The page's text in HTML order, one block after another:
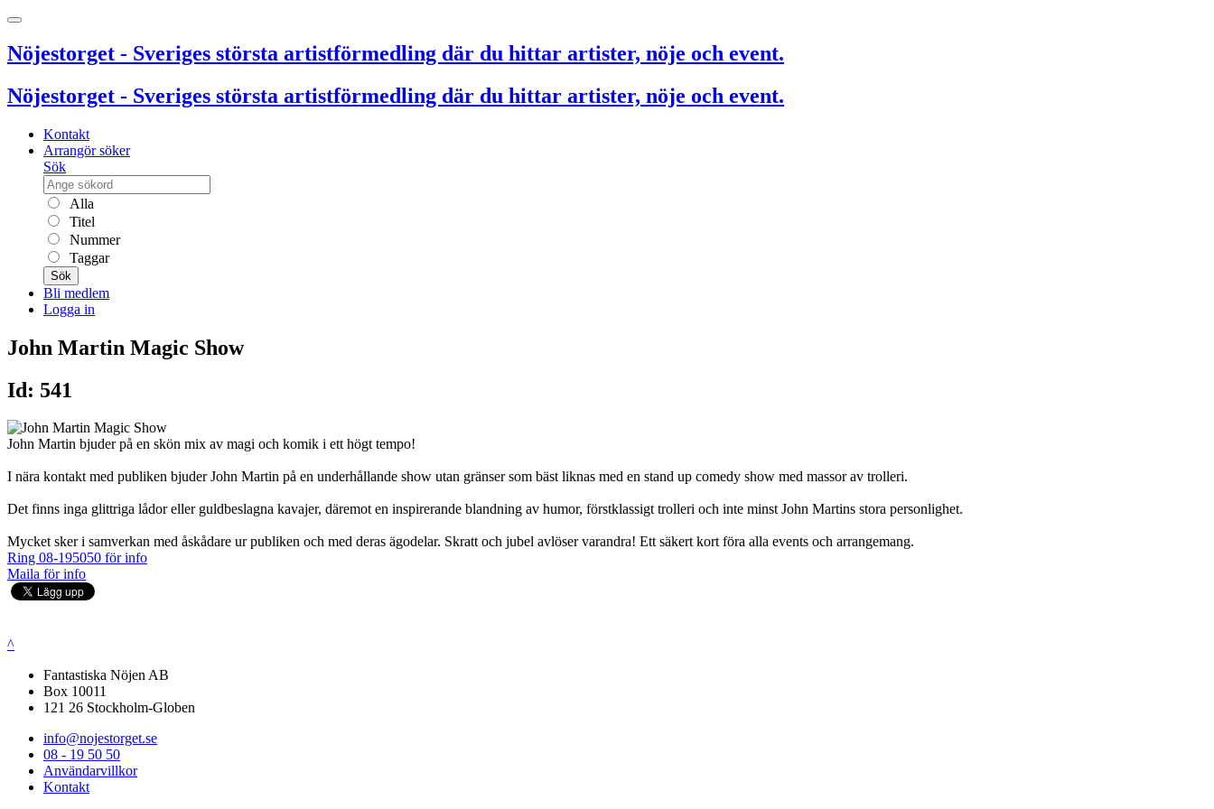
Nöjestorget - Sveriges största artistförmedling där du hittar artister, nöje och event.
Nöjestorget - Sveriges största artistförmedling där du hittar artister, nöje och event.
Kontakt
Arrangör söker
Sök
Alla
Titel
Nummer
Taggar
Sök
Bli medlem
Logga in
John Martin Magic Show
Id: 541
John Martin bjuder på en skön mix av magi och komik i ett högt tempo!
I nära kontakt med publiken bjuder John Martin på en underhållande show utan gränser som bäst liknas med en stand up comedy show med massor av trolleri.
Det finns inga glittriga lådor eller guldbeslagna kavajer, däremot en inspirerande blandning av humor, förstklassigt trolleri och inte minst John Martins stora personlighet.
Mycket sker i samverkan med åskådare ur publiken och med deras ägodelar. Skratt och jubel avlöser varandra! Ett säkert kort föra alla events och arrangemang.
Ring 08-195050 för info
Maila för info
^
Fantastiska Nöjen AB
Box 10011
121 26 Stockholm-Globen
info@nojestorget.se
08 - 19 50 50
Användarvillkor
Kontakt